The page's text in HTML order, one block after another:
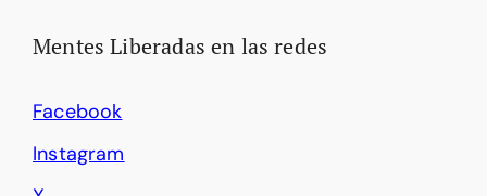
Mentes Liberadas en las redes
Facebook
Instagram